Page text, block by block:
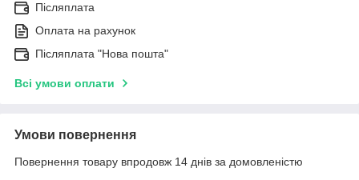
Післяплата
Оплата на рахунок
Післяплата "Нова пошта"
Всі умови оплати
Умови повернення
Повернення товару впродовж 14 днів за домовленістю